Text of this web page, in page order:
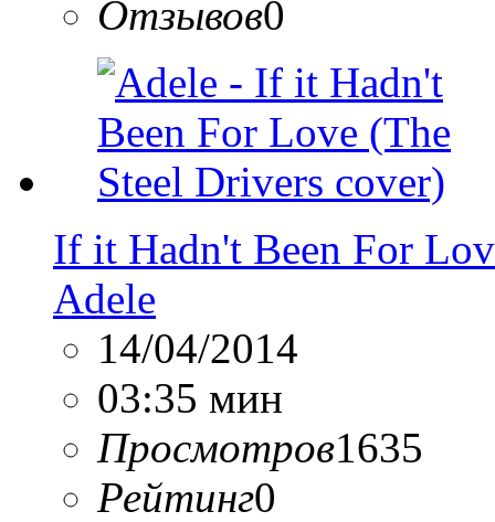
Отзывов0
If it Hadn't Been For
Adele
14/04/2014
03:35 мин
Просмотров1635
Рейтинг0